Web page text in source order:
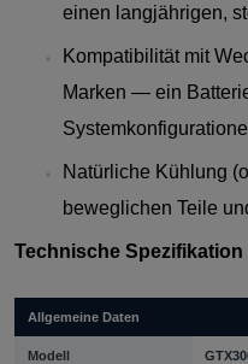
einen langjährigen,
Kompatibilität mit
Marken — ein
Natürliche Kühlung
beweglichen Teile
Technische Spezifikation
Allgemeine Daten
Modell